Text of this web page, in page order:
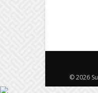
© 2026